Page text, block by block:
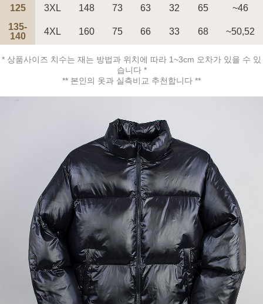
125
3XL 148 73 63 32 65
~46
135-
140
4XL 160 75 66 33 68 ~50,52
* 상품사이즈 치수는 재는 방법과 위치에 따라 1~3cm 오차가 있을 수 있
습니다 *
** 본인의 옷과 실측비교 추천합니다 **